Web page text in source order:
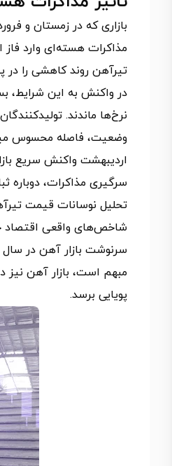
بازاری که در زمستان و
مذاکرات هسته‌ای وارد
تیرآهن روند کاهشی را در
در واکنش به این شرایط،
نرخ‌ها ماندند.
وضعیت، فاصله محسوس
اردیبهشت واکنش سریع
سرگیری مذاکرات، دوباره
تحلیل نوسانات قیمت
شاخص‌های واقعی اقتصاد
مبهم است، بازار آهن
پویایی برسد.